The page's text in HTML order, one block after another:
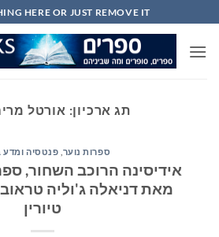
to
content
HERE OR JUST REMOVE IT...
תג ארכיון: אורטל
ספרות נוער פנטסיה ומדע
אידיסינה הרוכב השחור,
מאת דניאלה ג'וליה
טיורין